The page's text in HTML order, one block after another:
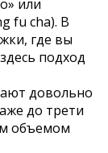
или
fu cha). В
где вы
подход
довольно
до трети
объемом